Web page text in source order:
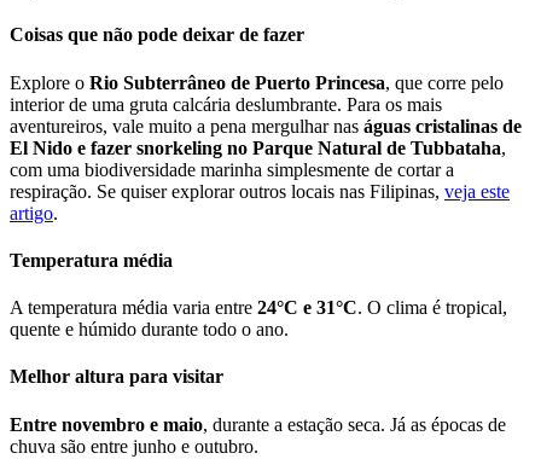
Coisas que não pode deixar de fazer
Explore o Rio Subterrâneo de Puerto Princesa, que corre pelo
interior de uma gruta calcária deslumbrante. Para os mais
aventureiros, vale muito a pena mergulhar nas águas cristalinas de
El Nido e fazer snorkeling no Parque Natural de Tubbataha,
com uma biodiversidade marinha simplesmente de cortar a
respiração. Se quiser explorar outros locais nas Filipinas, veja este
artigo.
Temperatura média
A temperatura média varia entre 24°C e 31°C. O clima é tropical,
quente e húmido durante todo o ano.
Melhor altura para visitar
Entre novembro e maio, durante a estação seca. Já as épocas de
chuva são entre junho e outubro.